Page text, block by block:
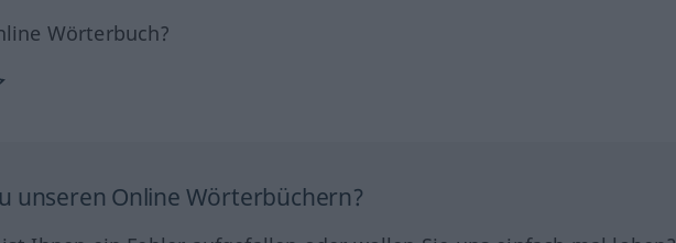
Wörterbuch?
unseren Online Wörterbüchern?